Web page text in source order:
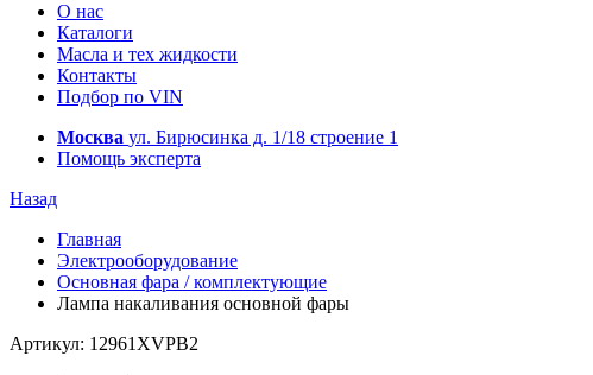
О нас
Каталоги
Масла и тех жидкости
Контакты
Подбор по VIN
Москва ул. Бирюсинка д. 1/18 строение 1
Помощь эксперта
Назад
Главная
Электрооборудование
Основная фара / комплектующие
Лампа накаливания основной фары
Артикул: 12961XVPB2